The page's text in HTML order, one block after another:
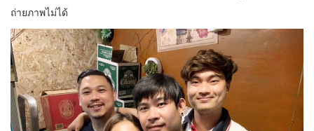
ถ่ายภาพไม่ได้